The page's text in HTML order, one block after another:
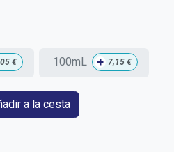
€ 100mL + 7,15 €
a la cesta